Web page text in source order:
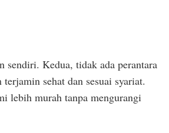
sendiri. Kedua, tidak ada perantara
sehat dan sesuai syariat.
lebih murah tanpa mengurangi